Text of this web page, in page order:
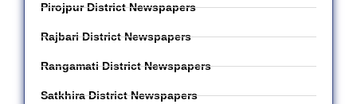
Pirojpur District Newspapers
Rajbari District Newspapers
Rangamati District Newspapers
Satkhira District Newspapers